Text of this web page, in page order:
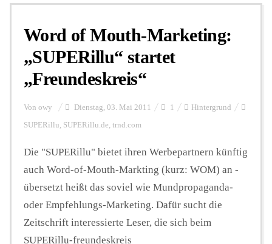
Personalien
Hintergrund
FUNKTURM-Beiträge
Podcast
Seminare
Word of Mouth-Marketing:
„SUPERillu“ startet
„Freundeskreis“
Von owy Dienstag, 03. Mai 2011 1 Hintergrund
SUPERillu, SUPERillu.de, trnd.com
Die "SUPERillu" bietet ihren Werbepartnern künftig
auch Word-of-Mouth-Markting (kurz: WOM) an -
übersetzt heißt das soviel wie Mundpropaganda-
oder Empfehlungs-Marketing. Dafür sucht die
Zeitschrift interessierte Leser, die sich beim
SUPERillu-freundeskreis